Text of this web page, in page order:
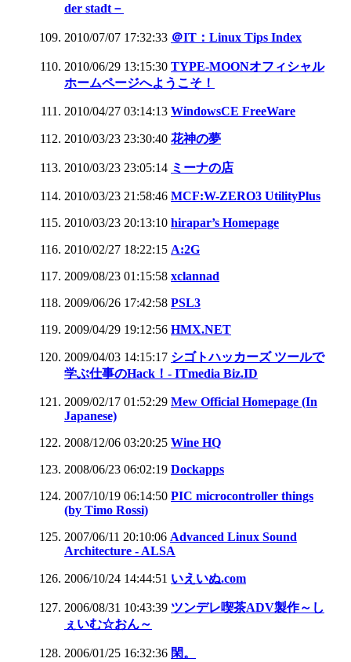
der stadt－
2010/07/07 17:32:33 ＠IT：Linux Tips Index
2010/06/29 13:15:30 TYPE-MOONオフィシャル
ホームページへようこそ！
2010/04/27 03:14:13 WindowsCE FreeWare
2010/03/23 23:30:40 花神の夢
2010/03/23 23:05:14 ミーナの店
2010/03/23 21:58:46 MCF:W-ZERO3 UtilityPlus
2010/03/23 20:13:10 hirapar’s Homepage
2010/02/27 18:22:15 A:2G
2009/08/23 01:15:58 xclannad
2009/06/26 17:42:58 PSL3
2009/04/29 19:12:56 HMX.NET
2009/04/03 14:15:17 シゴトハッカーズ ツールで
学ぶ仕事のHack！- ITmedia Biz.ID
2009/02/17 01:52:29 Mew Official Homepage (In
Japanese)
2008/12/06 03:20:25 Wine HQ
2008/06/23 06:02:19 Dockapps
2007/10/19 06:14:50 PIC microcontroller things
(by Timo Rossi)
2007/06/11 20:10:06 Advanced Linux Sound
Architecture - ALSA
2006/10/24 14:44:51 いえいぬ.com
2006/08/31 10:43:39 ツンデレ喫茶ADV製作～し
ぇいむ☆おん～
2006/01/25 16:32:36 閑。